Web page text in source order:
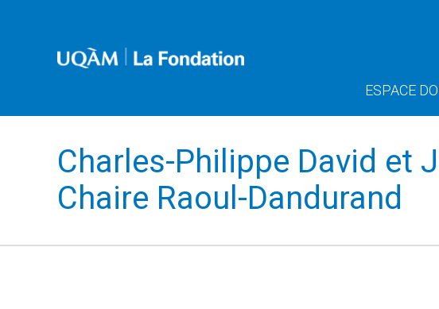
ESPACE
Charles-Philippe David et
Chaire Raoul-Dandurand